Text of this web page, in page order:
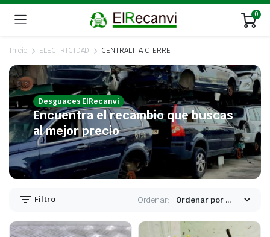
0
Inicio ELECTRICIDAD CENTRALITA CIERRE
Desguaces ElRecanvi
Encuentra el recambio que buscas
al mejor precio
Filtro Ordenar: